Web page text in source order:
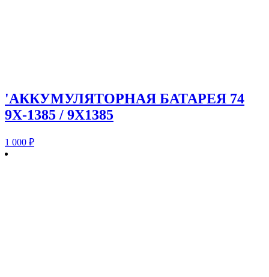
'АККУМУЛЯТОРНАЯ БАТАРЕЯ 74
9X-1385 / 9X1385
1 000 ₽